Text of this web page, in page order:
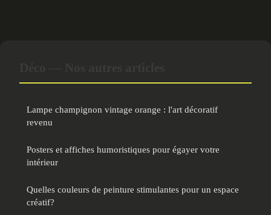
Lampe champignon vintage orange : l'art décoratif
revenu
Posters et affiches humoristiques pour égayer votre
intérieur
Quelles couleurs de peinture stimulantes pour un espace
créatif?